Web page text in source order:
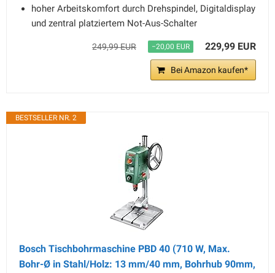
hoher Arbeitskomfort durch Drehspindel, Digitaldisplay
und zentral platziertem Not-Aus-Schalter
249,99 EUR −20,00 EUR 229,99 EUR
Bei Amazon kaufen*
BESTSELLER NR. 2
Bosch Tischbohrmaschine PBD 40 (710 W, Max.
Bohr-Ø in Stahl/Holz: 13 mm/40 mm, Bohrhub 90mm,